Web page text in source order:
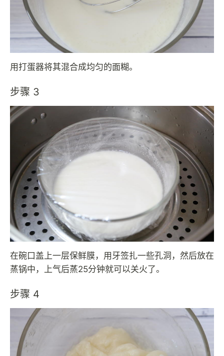
用打蛋器将其混合成均匀的面糊。
步骤 3
在碗口盖上一层保鲜膜，用牙签扎一些孔洞，然后放在
蒸锅中，上气后蒸25分钟就可以关火了。
步骤 4